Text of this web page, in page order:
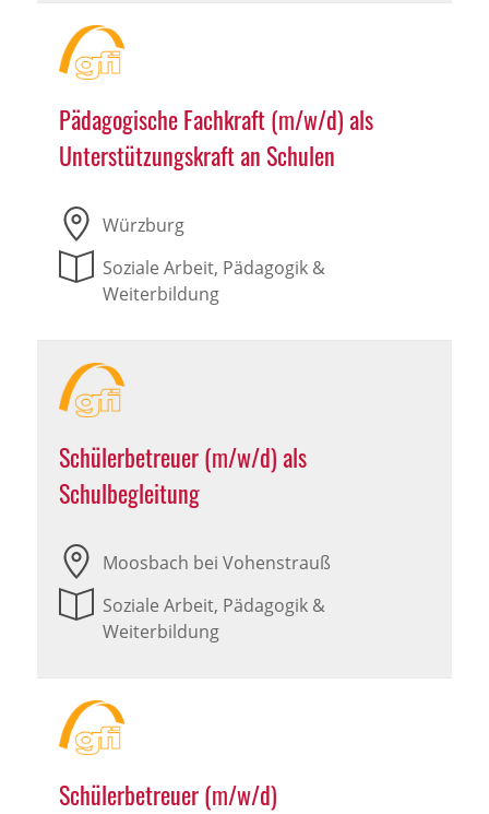
Pädagogische Fachkraft (m/w/d) als
Unterstützungskraft an Schulen
Würzburg
Soziale Arbeit, Pädagogik &
Weiterbildung
Schülerbetreuer (m/w/d) als
Schulbegleitung
Moosbach bei Vohenstrauß
Soziale Arbeit, Pädagogik &
Weiterbildung
Schülerbetreuer (m/w/d)